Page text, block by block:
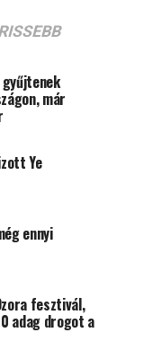
már
Ye
ennyi
fesztivál,
adag drogot a